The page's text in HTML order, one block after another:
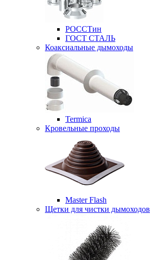
РОССТин
ГОСТ СТАЛЬ
Коаксиальные дымоходы
Termica
Кровельные проходы
Master Flash
Щетки для чистки дымоходов